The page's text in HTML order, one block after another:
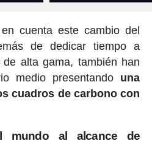
cuenta este cambio del
de dedicar tiempo a
alta gama, también han
medio presentando una
cuadros de carbono con
mundo al alcance de